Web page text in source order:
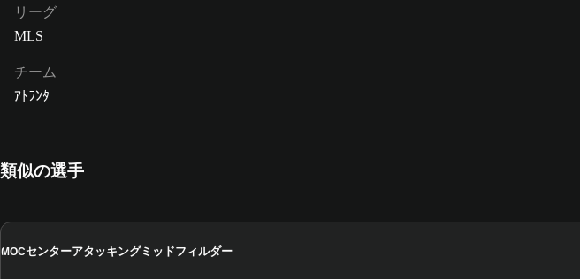
リーグ
MLS
チーム
ｱﾄﾗﾝﾀ
類似の選手
MOCセンターアタッキングミッドフィルダー